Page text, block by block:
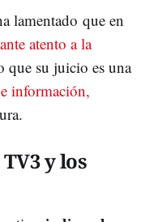
lamentado que en
atento a la
que su juicio es una
información,
y los